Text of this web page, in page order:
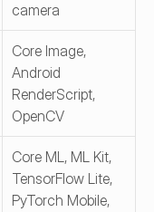
camera
Core Image,
Android
RenderScript,
OpenCV
Core ML, ML Kit,
TensorFlow Lite,
PyTorch Mobile,